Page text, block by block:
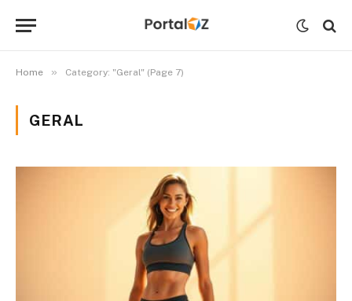
Home » Category: "Geral" (Page 7)
GERAL